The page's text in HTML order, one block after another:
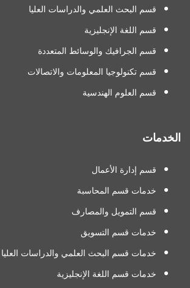
قسم البحث العلمي والدراسات العليا
قسم اللغة الإنجليزية
قسم الجرافيك والوسائط المتعددة
قسم تكنولوجيا المعلومات والاتصالات
قسم العلوم الهندسية
الخدمات
قسم إدارة الأعمال
خدمات قسم المحاسبة
قسم التمويل والمصارف
خدمات قسم التسويق
خدمات قسم البحث العلمي والدراسات العليا
خدمات قسم اللغة الإنجليزية